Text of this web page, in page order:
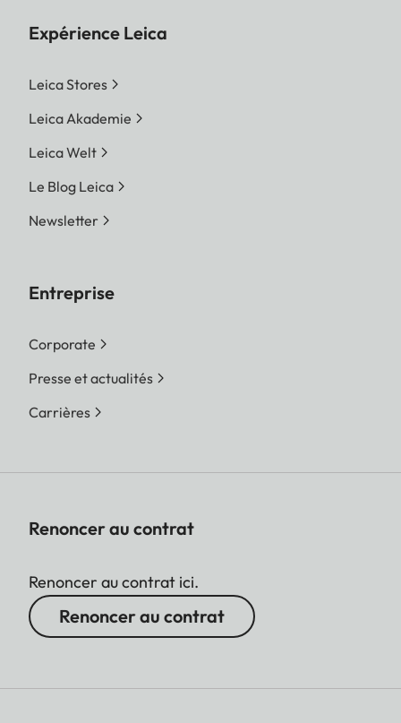
Expérience Leica
Leica Stores
Leica Akademie
Leica Welt
Le Blog Leica
Newsletter
Entreprise
Corporate
Presse et actualités
Carrières
Renoncer au contrat
Renoncer au contrat ici.
Renoncer au contrat